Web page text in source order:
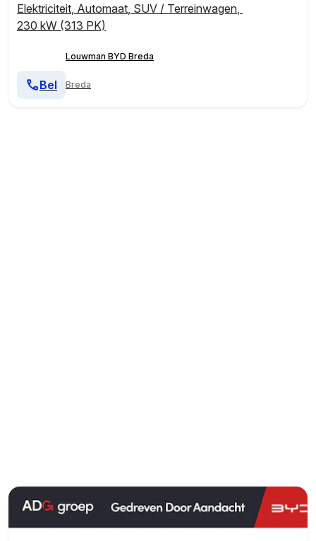
Elektriciteit, Automaat, SUV / Terreinwagen,
230 kW (313 PK)
Louwman BYD Breda
Breda
Bel